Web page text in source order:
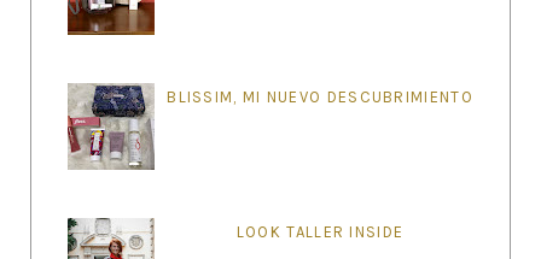
BLISSIM, MI NUEVO DESCUBRIMIENTO
LOOK TALLER INSIDE